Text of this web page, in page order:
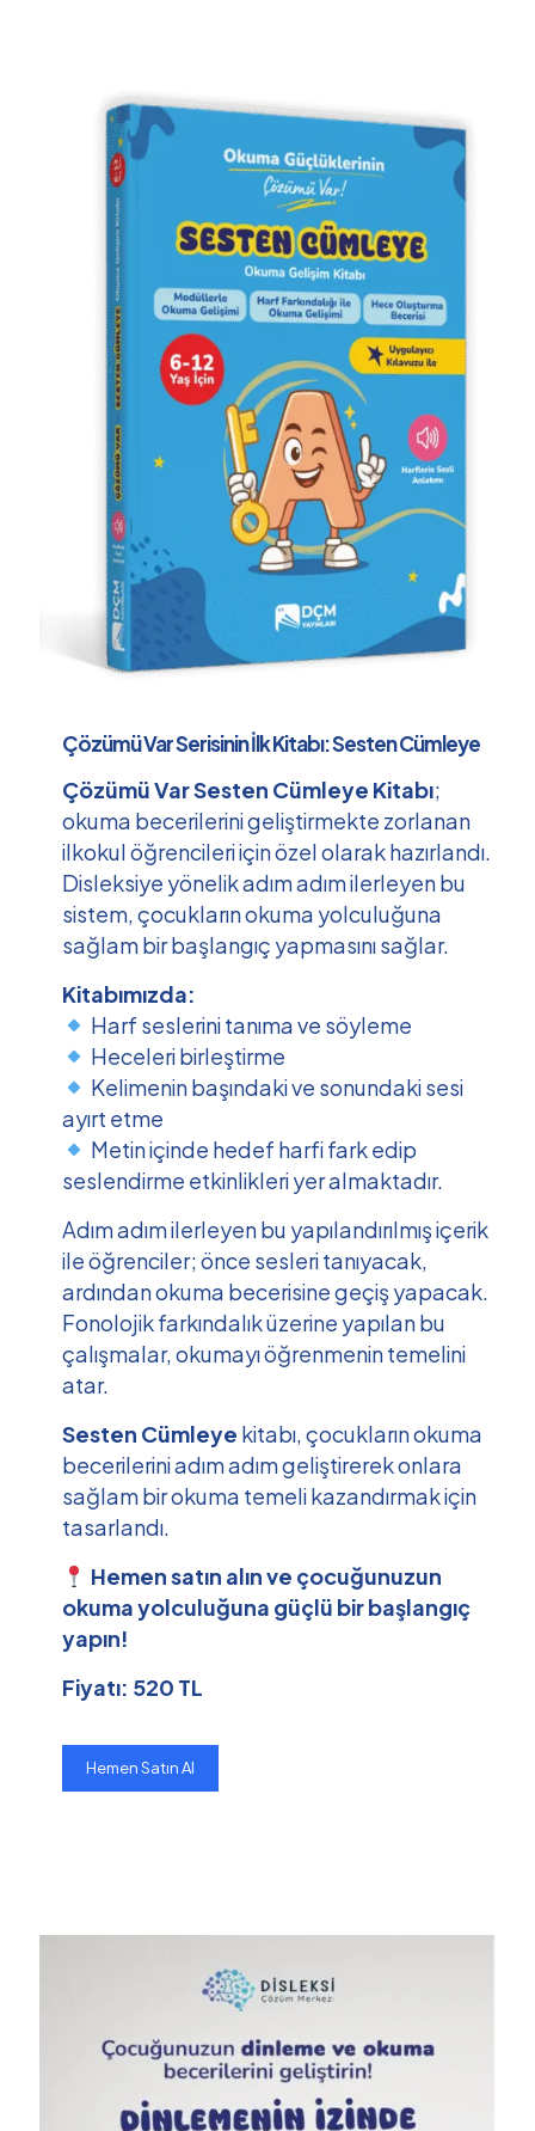
Çözümü Var Serisinin İlk Kitabı: Sesten Cümleye
Çözümü Var Sesten Cümleye Kitabı;
okuma becerilerini geliştirmekte zorlanan
ilkokul öğrencileri için özel olarak hazırlandı.
Disleksiye yönelik adım adım ilerleyen bu
sistem, çocukların okuma yolculuğuna
sağlam bir başlangıç yapmasını sağlar.
Kitabımızda:
Harf seslerini tanıma ve söyleme
Heceleri birleştirme
Kelimenin başındaki ve sonundaki sesi
ayırt etme
Metin içinde hedef harfi fark edip
seslendirme etkinlikleri yer almaktadır.
Adım adım ilerleyen bu yapılandırılmış içerik
ile öğrenciler; önce sesleri tanıyacak,
ardından okuma becerisine geçiş yapacak.
Fonolojik farkındalık üzerine yapılan bu
çalışmalar, okumayı öğrenmenin temelini
atar.
Sesten Cümleye kitabı, çocukların okuma
becerilerini adım adım geliştirerek onlara
sağlam bir okuma temeli kazandırmak için
tasarlandı.
Hemen satın alın ve çocuğunuzun
okuma yolculuğuna güçlü bir başlangıç
yapın!
Fiyatı: 520 TL
Hemen Satın Al